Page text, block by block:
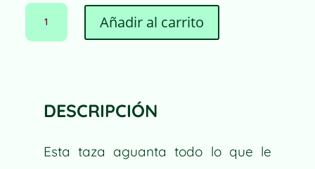
TAZA
MAR
CANTIDAD
Añadir al carrito
DESCRIPCIÓN
Esta taza aguanta todo lo que le